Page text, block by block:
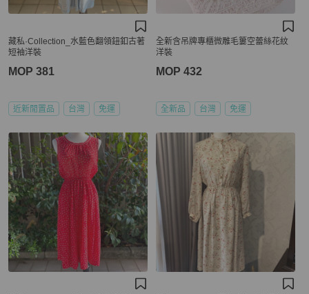
藏私·Collection_水藍色翻領鈕釦古著
短袖洋裝
MOP 381
近新閒置品 台灣 免運
全新含吊牌專櫃微雕毛簍空蕾絲花紋
洋裝
MOP 432
全新品 台灣 免運